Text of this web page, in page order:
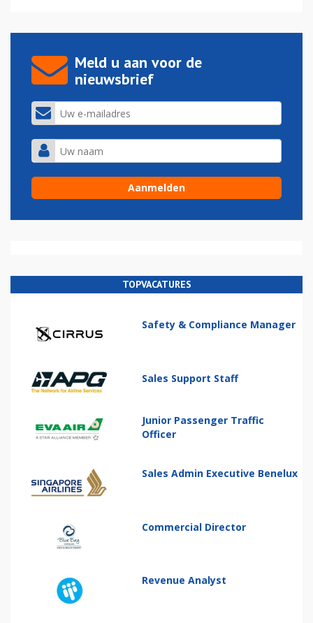
Meld u aan voor de
nieuwsbrief
TOPVACATURES
Safety & Compliance Manager
Sales Support Staff
Junior Passenger Traffic
Officer
Sales Admin Executive Benelux
Commercial Director
Revenue Analyst